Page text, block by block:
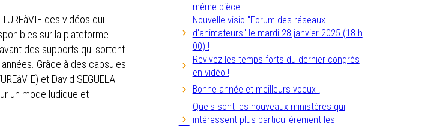
des vidéos qui
sur la plateforme.
des supports qui sortent
Grâce à des capsules
et David SEGUELA
un mode ludique et
même pièce!"
Nouvelle visio "Forum des réseaux
d'animateurs" le mardi 28 janvier 2025 (18 h
00) !
Revivez les temps forts du dernier congrès
en vidéo !
Bonne année et meilleurs voeux !
Quels sont les nouveaux ministères qui
intéressent plus particulièrement les